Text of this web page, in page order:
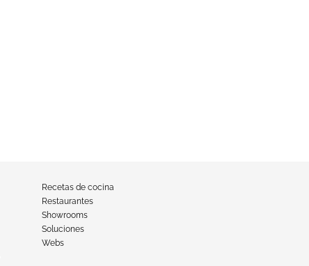
Recetas de cocina
Restaurantes
Showrooms
Soluciones
Webs